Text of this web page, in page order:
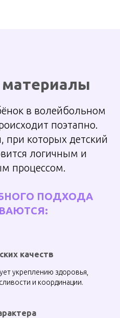
в волейбольном
поэтапно.
при которых детский
логичным и
процессом.
ПОДХОДА
качеств
укреплению здоровья,
и координации.